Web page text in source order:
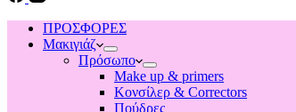
ΠΡΟΣΦΟΡΕΣ
Μακιγιάζ
Πρόσωπο
Make up & primers
Κονσίλερ & Correctors
Πούδρες